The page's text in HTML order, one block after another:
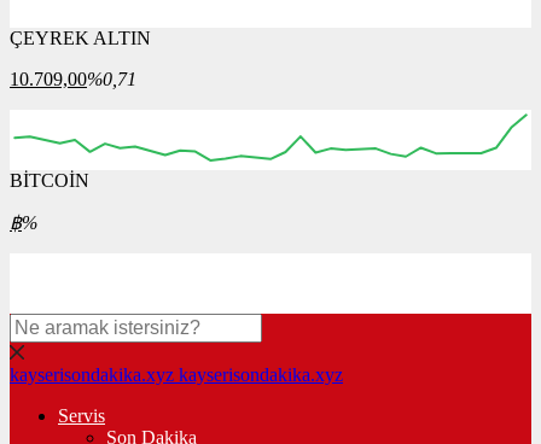
00:00
ÇEYREK ALTIN
10.709,00%0,71
00:00
BİTCOİN
฿%
kayserisondakika.xyz kayserisondakika.xyz
Servis
Son Dakika